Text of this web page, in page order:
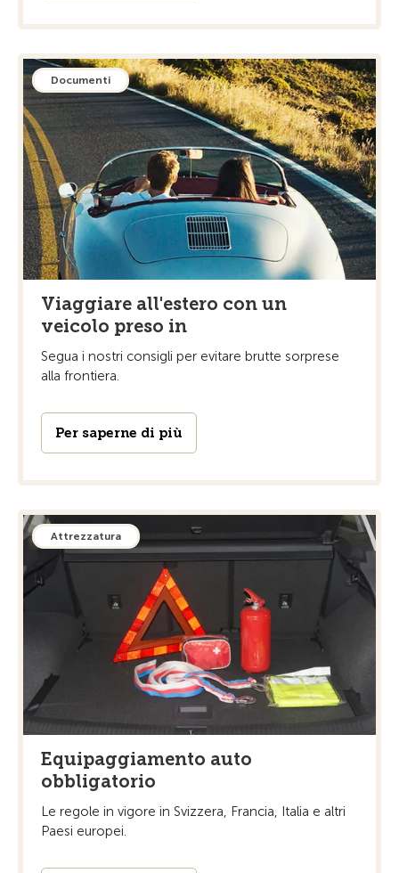
Documenti
Viaggiare all'estero con un
veicolo preso in
Segua i nostri consigli per evitare brutte sorprese
alla frontiera.
Per saperne di più
Attrezzatura
Equipaggiamento auto
obbligatorio
Le regole in vigore in Svizzera, Francia, Italia e altri
Paesi europei.